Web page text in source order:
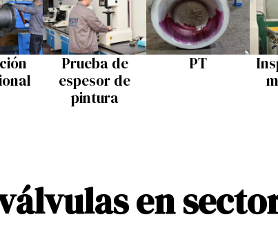
Prueba de
espesor de
pintura
PT
en